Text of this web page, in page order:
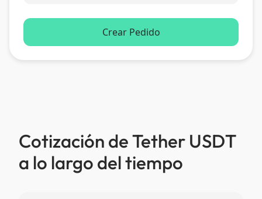
Crear Pedido
Cotización de Tether USDT
a lo largo del tiempo